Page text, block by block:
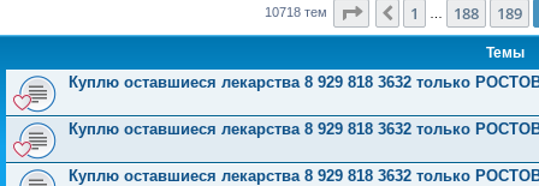
10718 тем Страница 190из 429
Пред.
1 188 189
Темы
Куплю оставшиеся лекарства 8 929 818 3632 только
Куплю оставшиеся лекарства 8 929 818 3632 только
Куплю оставшиеся лекарства 8 929 818 3632 только